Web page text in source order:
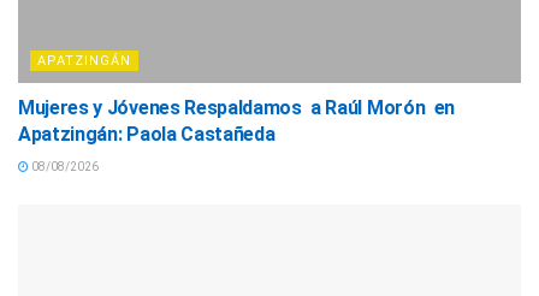
APATZINGÁN
Mujeres y Jóvenes Respaldamos a Raúl Morón en
Apatzingán: Paola Castañeda
08/08/2026